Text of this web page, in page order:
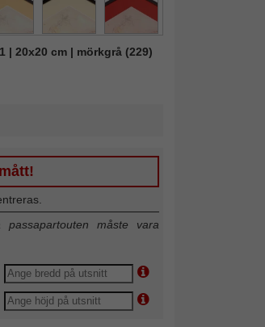
| 20x20 cm | mörkgrå (229)
måste vara